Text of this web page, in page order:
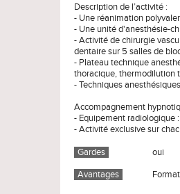
Description de l’activité :
- Une réanimation
- Une unité d'anesthésie-
- Activité de chirurgie
dentaire sur 5 salles de
- Plateau technique
thoracique, thermodilution
- Techniques
Accompagnement
- Equipement radiologique :
- Activité exclusive sur
Gardes oui
Avantages